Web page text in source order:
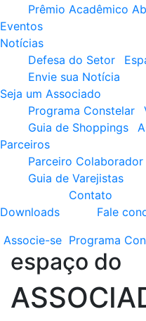
Prêmio Acadêmico
Eventos
Notícias
Defesa do Setor
Envie sua Notícia
Seja um Associado
Programa Constelar
Guia de Shoppings
Parceiros
Parceiro Colaborador
Guia de Varejistas
Downloads
Contato
Fale
Associe-se Programa
espaço do